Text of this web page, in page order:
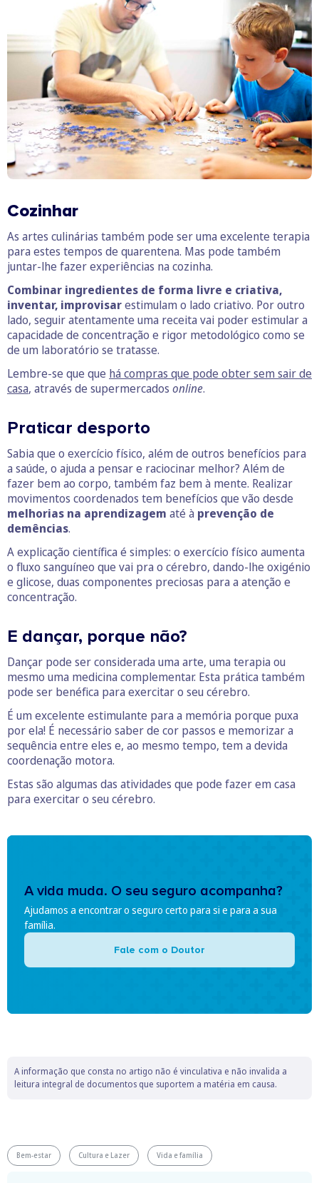
Cozinhar
As artes culinárias também pode ser uma excelente terapia
para estes tempos de quarentena. Mas pode também
juntar-lhe fazer experiências na cozinha.
Combinar ingredientes de forma livre e criativa,
inventar, improvisarestimulam o lado criativo. Por outro
lado, seguir atentamente uma receita vai poder estimular a
capacidade de concentração e rigor metodológico como se
de um laboratório se tratasse.
Lembre-se que que há compras que pode obter sem sair de
casa, através de supermercados online.
Praticar desporto
Sabia que o exercício físico, além de outros benefícios para
a saúde, o ajuda a pensar e raciocinar melhor? Além de
fazer bem ao corpo, também faz bem à mente. Realizar
movimentos coordenados tem benefícios que vão desde
melhorias na aprendizagem até à prevenção de
demências.
A explicação científica é simples: o exercício físico aumenta
o fluxo sanguíneo que vai pra o cérebro, dando-lhe oxigénio
e glicose, duas componentes preciosas para a atenção e
concentração.
E dançar, porque não?
Dançar pode ser considerada uma arte, uma terapia ou
mesmo uma medicina complementar. Esta prática também
pode ser benéfica para exercitar o seu cérebro.
É um excelente estimulante para a memória porque puxa
por ela! É necessário saber de cor passos e memorizar a
sequência entre eles e, ao mesmo tempo, tem a devida
coordenação motora.
Estas são algumas das atividades que pode fazer em casa
para exercitar o seu cérebro.
A vida muda. O seu seguro acompanha?
Ajudamos a encontrar o seguro certo para si e para a sua
família.
Fale com o Doutor
A informação que consta no artigo não é vinculativa e não invalida a
leitura integral de documentos que suportem a matéria em causa.
Bem-estar Cultura e Lazer Vida e família